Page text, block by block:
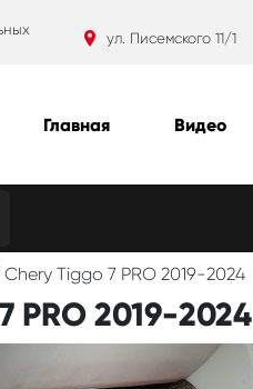
ул. Писемского 11/1
Главная Видео
Chery Tiggo 7 PRO 2019-2024
PRO 2019-2024